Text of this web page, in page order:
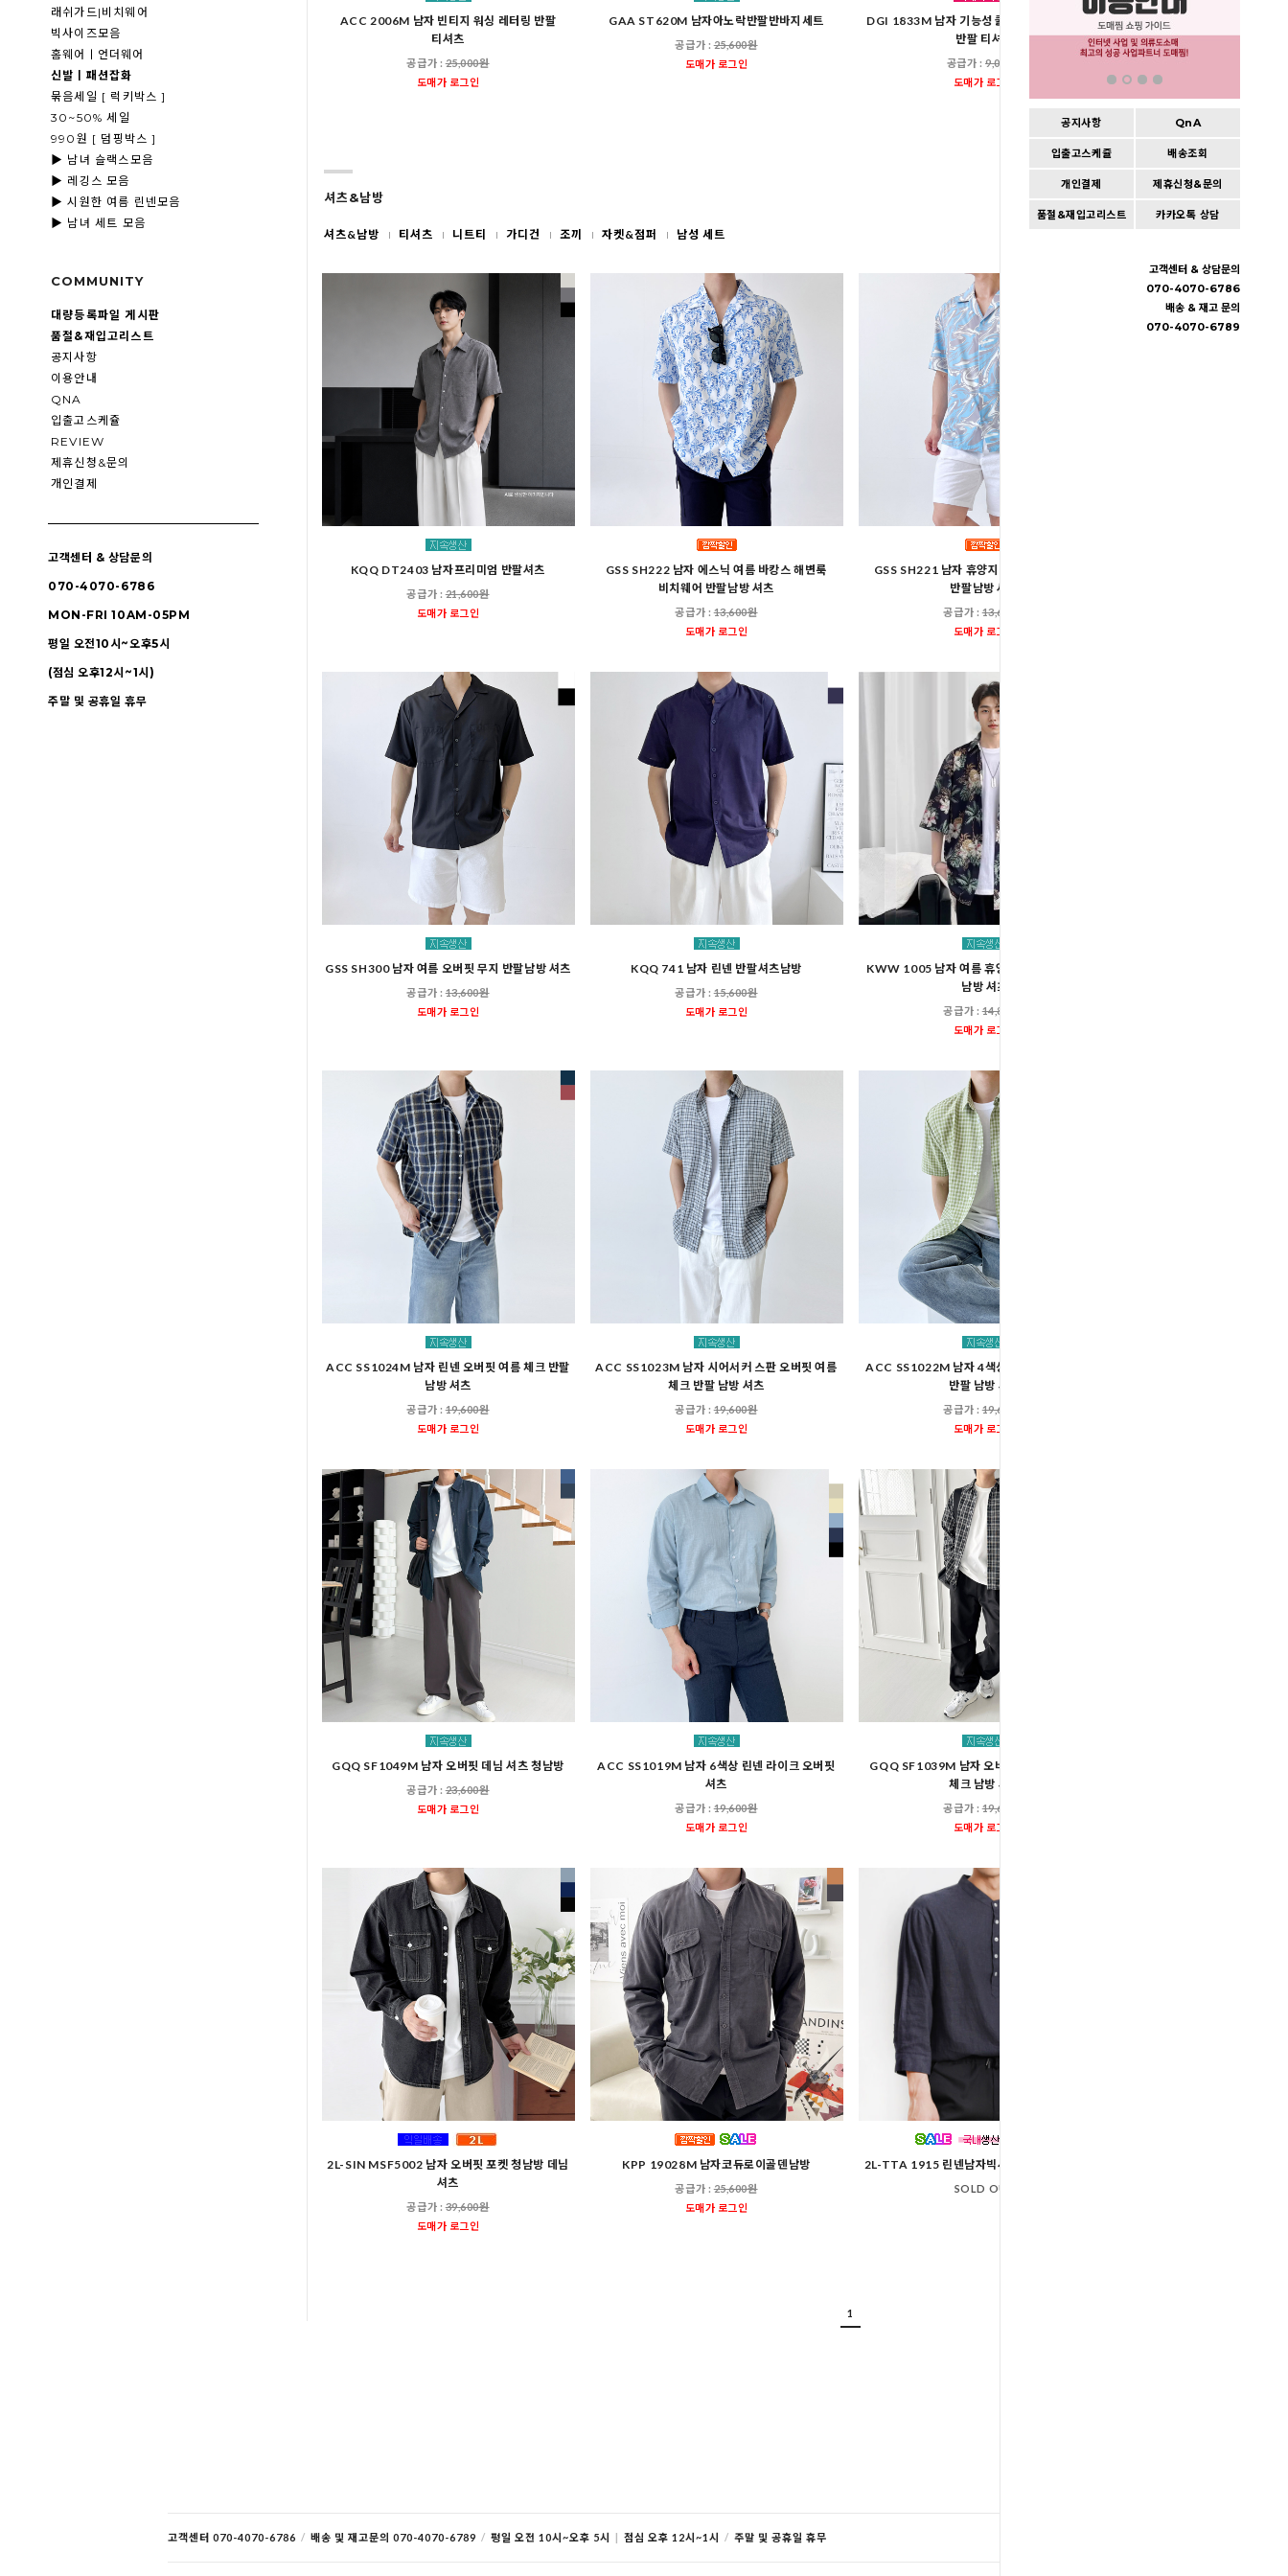
래쉬가드|비치웨어
빅사이즈모음
홈웨어ㅣ언더웨어
신발ㅣ패션잡화
묶음세일 [ 럭키박스 ]
30~50% 세일
990원 [ 덤핑박스 ]
▶ 남녀 슬랙스모음
▶ 레깅스 모음
▶ 시원한 여름 린넨모음
▶ 남녀 세트 모음
COMMUNITY
대량등록파일 게시판
품절&재입고리스트
공지사항
이용안내
QNA
입출고스케쥴
REVIEW
제휴신청&문의
개인결제
고객센터 & 상담문의
070-4070-6786
MON-FRI 10AM-05PM
평일 오전10시~오후5시
(점심 오후12시~1시)
주말 및 공휴일 휴무
공지사항 QnA
입출고스케쥴 배송조회
개인결제 제휴신청&문의
품절&재입고리스트 카카오톡 상담
고객센터 & 상담문의
070-4070-6786
배송 & 재고 문의
070-4070-6789
ACC 2006M 남자 빈티지 워싱 레터링 반팔
티셔츠
공급가 :25,000원
도매가 로그인
GAA ST620M 남자아노락반팔반바지세트
공급가 :25,600원
도매가 로그인
DGI 1833M 남자 기능성 쿨론 쿨링 무지 라운드
반팔 티셔츠
공급가 : 9,000원
도매가 로그인
KAA 9003 남자 크링클 바스
셔츠&남방
셔츠&남방 티셔츠 니트티 가디건 조끼 자켓&점퍼 남성 세트
KQQ DT2403 남자프리미엄 반팔셔츠
공급가 :21,600원
도매가 로그인
GSS SH222 남자 에스닉 여름 바캉스 해변룩
비치웨어 반팔남방 셔츠
공급가 :13,600원
도매가 로그인
GSS SH221 남자 휴양지 바캉스 비치 오버핏
반팔남방 셔츠
공급가 :13,600원
도매가 로그인
GSS SH300 남자 여름 오버핏 무지 반팔남방 셔츠
공급가 :13,600원
도매가 로그인
KQQ 741 남자 린넨 반팔셔츠남방
공급가 :15,600원
도매가 로그인
KWW 1005 남자 여름 휴양지 바캉스 해변 반팔
남방 셔츠
공급가 :14,800원
도매가 로그인
ACC SS1024M 남자 린넨 오버핏 여름 체크 반팔
남방 셔츠
공급가 :19,600원
도매가 로그인
ACC SS1023M 남자 시어서커 스판 오버핏 여름
체크 반팔 남방 셔츠
공급가 :19,600원
도매가 로그인
ACC SS1022M 남자 4색상 시어서커 썸머 체크
반팔 남방 셔츠
공급가 :19,600원
도매가 로그인
GQQ SF1049M 남자 오버핏 데님 셔츠 청남방
공급가 :23,600원
도매가 로그인
ACC SS1019M 남자 6색상 린넨 라이크 오버핏
셔츠
공급가 :19,600원
도매가 로그인
GQQ SF1039M 남자 오버핏 빅사이즈 데일리
체크 남방 셔츠
공급가 :19,600원
도매가 로그인
2L-SIN MSF5002 남자 오버핏 포켓 청남방 데님
셔츠
공급가 :39,600원
도매가 로그인
KPP 19028M 남자코듀로이골덴남방
공급가 :25,600원
도매가 로그인
2L-TTA 1915 린넨남자빅사이즈7부헨리넥남방
SOLD OUT
1
고객센터 070-4070-6786 / 배송 및 재고문의 070-4070-6789 / 평일 오전 10시~오후 5시 | 점심 오후 12시~1시 / 주말 및 공휴일 휴무